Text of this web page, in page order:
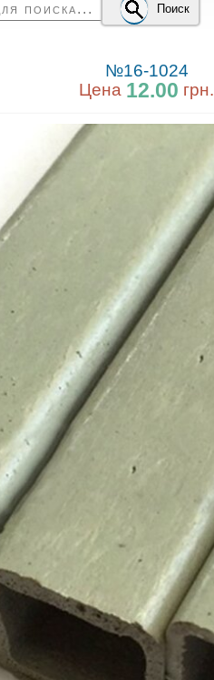
Поиск
№16-1024
Цена 12.00 грн.